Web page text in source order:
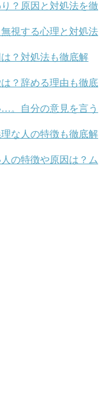
？原因と対処法を徹
視する心理と対処法
？対処法も徹底解
？辞める理由も徹底
。自分の意見を言う
な人の特徴も徹底解
の特徴や原因は？ム